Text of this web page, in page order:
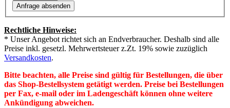
Rechtliche Hinweise:
* Unser Angebot richtet sich an Endverbraucher. Deshalb sind alle
Preise inkl. gesetzl. Mehrwertsteuer z.Zt. 19% sowie zuzüglich
Versandkosten.
Bitte beachten, alle Preise sind gültig für Bestellungen, die über
das Shop-Bestellsystem getätigt werden. Preise bei Bestellungen
per Fax, e-mail oder im Ladengeschäft können ohne weitere
Ankündigung abweichen.